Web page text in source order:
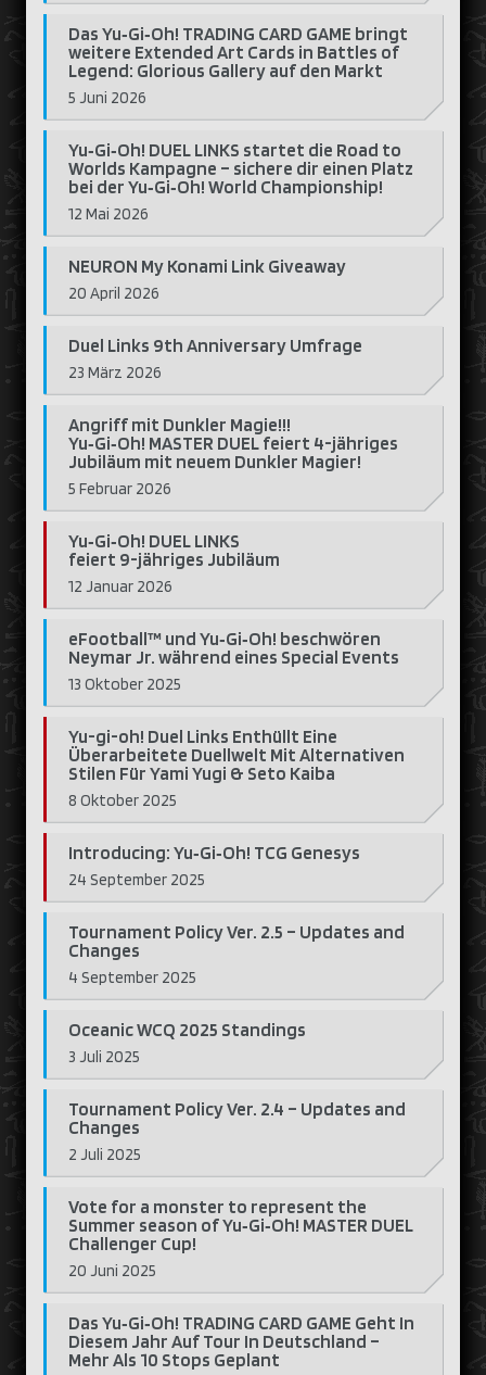
Das Yu‑Gi‑Oh! TRADING CARD GAME bringt
weitere Extended Art Cards in Battles of
Legend: Glorious Gallery auf den Markt
5 Juni 2026
Yu‑Gi‑Oh! DUEL LINKS startet die Road to
Worlds Kampagne – sichere dir einen Platz
bei der Yu‑Gi‑Oh! World Championship!
12 Mai 2026
NEURON My Konami Link Giveaway
20 April 2026
Duel Links 9th Anniversary Umfrage
23 März 2026
Angriff mit Dunkler Magie!!!
Yu‑Gi‑Oh! MASTER DUEL feiert 4-jähriges
Jubiläum mit neuem Dunkler Magier!
5 Februar 2026
Yu‑Gi‑Oh! DUEL LINKS
feiert 9-jähriges Jubiläum
12 Januar 2026
eFootball™ und Yu‑Gi‑Oh! beschwören
Neymar Jr. während eines Special Events
13 Oktober 2025
Yu-gi-oh! Duel Links Enthüllt Eine
Überarbeitete Duellwelt Mit Alternativen
Stilen Für Yami Yugi & Seto Kaiba
8 Oktober 2025
Introducing: Yu‑Gi‑Oh! TCG Genesys
24 September 2025
Tournament Policy Ver. 2.5 – Updates and
Changes
4 September 2025
Oceanic WCQ 2025 Standings
3 Juli 2025
Tournament Policy Ver. 2.4 – Updates and
Changes
2 Juli 2025
Vote for a monster to represent the
Summer season of Yu‑Gi‑Oh! MASTER DUEL
Challenger Cup!
20 Juni 2025
Das Yu‑Gi‑Oh! TRADING CARD GAME Geht In
Diesem Jahr Auf Tour In Deutschland –
Mehr Als 10 Stops Geplant